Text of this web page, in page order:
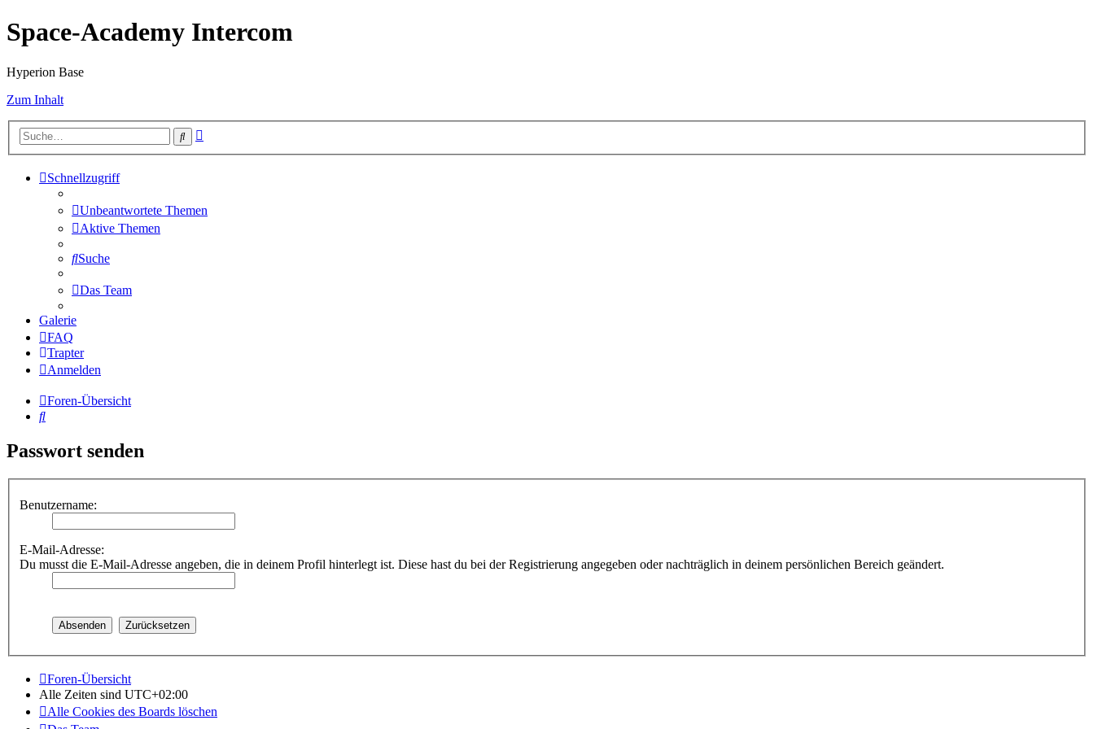
Space-Academy Intercom
Hyperion Base
Zum Inhalt
Suche
Schnellzugriff
Unbeantwortete Themen
Aktive Themen
Suche
Das Team
Galerie
FAQ
Trapter
Anmelden
Foren-Übersicht
Suche
Passwort senden
Benutzername:
E-Mail-Adresse:
Du musst die E-Mail-Adresse angeben, die in deinem Profil hinterlegt ist. Diese hast du bei der Registrierung angegeben oder nachträglich in deinem persönlichen Bereich geändert.
Foren-Übersicht
Alle Zeiten sind UTC+02:00
Alle Cookies des Boards löschen